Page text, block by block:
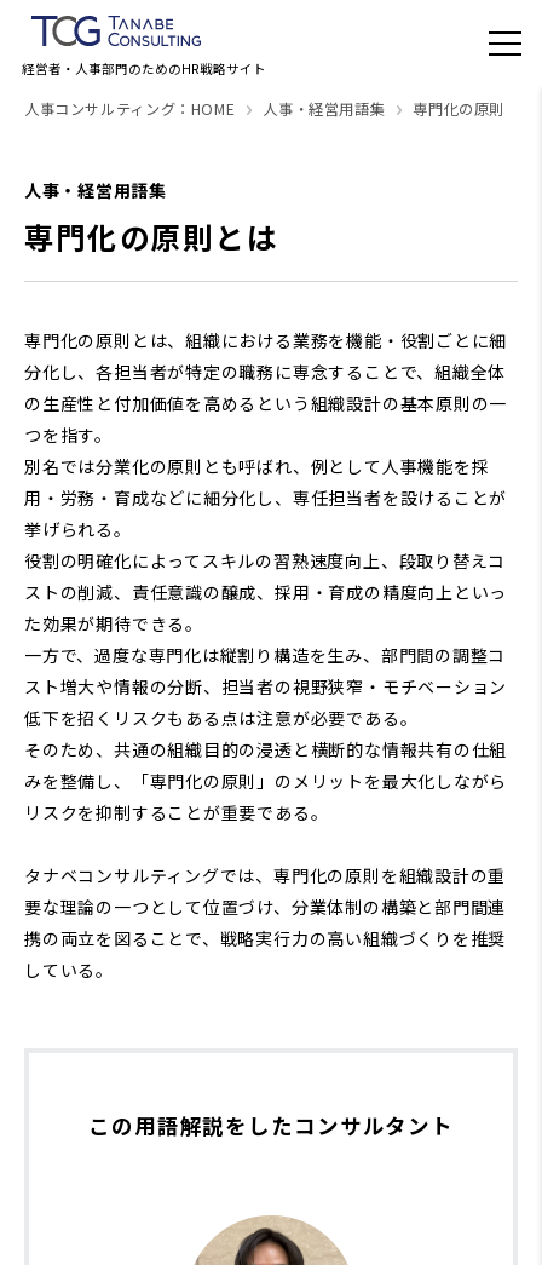
経営者・人事部門のためのHR戦略サイト
人事コンサルティング：HOME 人事・経営用語集 専門化の原則
人事・経営用語集
専門化の原則とは
専門化の原則とは、組織における業務を機能・役割ごとに細
分化し、各担当者が特定の職務に専念することで、組織全体
の生産性と付加価値を高めるという組織設計の基本原則の一
つを指す。
別名では分業化の原則とも呼ばれ、例として人事機能を採
用・労務・育成などに細分化し、専任担当者を設けることが
挙げられる。
役割の明確化によってスキルの習熟速度向上、段取り替えコ
ストの削減、責任意識の醸成、採用・育成の精度向上といっ
た効果が期待できる。
一方で、過度な専門化は縦割り構造を生み、部門間の調整コ
スト増大や情報の分断、担当者の視野狭窄・モチベーション
低下を招くリスクもある点は注意が必要である。
そのため、共通の組織目的の浸透と横断的な情報共有の仕組
みを整備し、「専門化の原則」のメリットを最大化しながら
リスクを抑制することが重要である。
タナベコンサルティングでは、専門化の原則を組織設計の重
要な理論の一つとして位置づけ、分業体制の構築と部門間連
携の両立を図ることで、戦略実行力の高い組織づくりを推奨
している。
この用語解説をしたコンサルタント